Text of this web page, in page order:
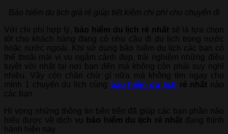
Bảo hiểm du lịch giá rẻ giúp tiết kiệm chi phí cho chuyến đi
Với chi phí hợp lý,
bảo hiểm du lịch rẻ nhấtsẽ là lựa chọn
tốt cho khách hàng đang có nhu cầu đi du lịch trong nước
hoặc nước ngoài. Khi sử dụng bảo hiểm du lịch các bạn có
thể thoải mái vi vu ngắm cảnh đẹp, trải nghiệm những điều
tuyệt vời nhất tại nơi bạn đến mà không còn phải suy nghĩ
nhiều. Vậy còn chần chừ gì nữa mà không tìm ngay cho
mình 1 chuyến du lịch cùng
bảo hiểm du lịch rẻ nhất nào
các bạn
Hi vọng những thông tin bên trên đã giúp các bạn phần nào
hiểu được về dịch vụ
bảo hiểm du lịch rẻ nhất đang thịnh
hành hiện nay.